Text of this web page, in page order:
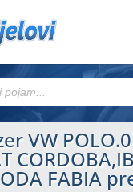
VW
FABIA